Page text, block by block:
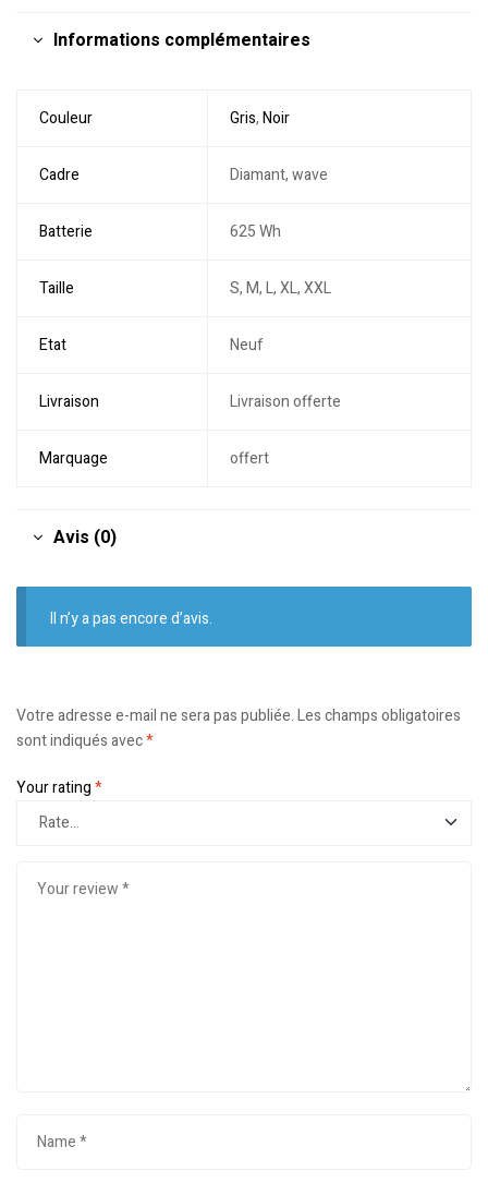
Informations complémentaires
Couleur Gris,Noir
Cadre Diamant, wave
Batterie 625 Wh
Taille S, M, L, XL, XXL
Etat Neuf
Livraison Livraison offerte
Marquage offert
Avis (0)
Il n’y a pas encore d’avis.
Votre adresse e-mail ne sera pas publiée.Les champs obligatoires
sont indiqués avec*
Your rating*